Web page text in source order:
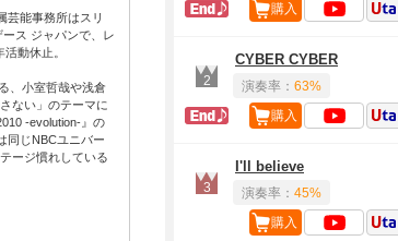
芸能事務所はスリ
ス ジャパンで、レ
動休止。
、小室哲哉や浅倉
ない」のテーマに
-evolution-』の
同じNBCユニバー
ージ慣れしている
ラスト定番
購入
2
CYBER CYBER
演奏率： 63%
ラスト定番
購入
3
I'll believe
演奏率： 45%
購入